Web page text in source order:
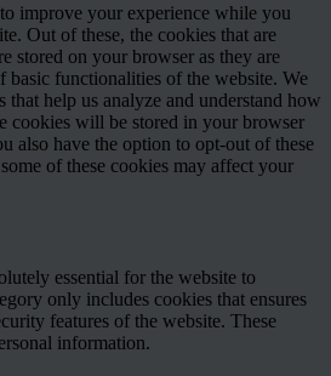
improve your experience while you
Out of these, the cookies that are
stored on your browser as they are
basic functionalities of the website. We
that help us analyze and understand how
cookies will be stored in your browser
also have the option to opt-out of these
of these cookies may affect your
essential for the website to
only includes cookies that ensures
features of the website. These
information.